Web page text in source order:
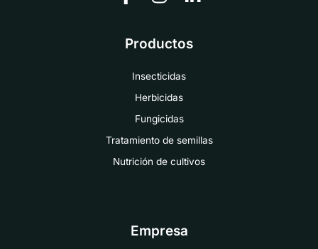
Productos
Insecticidas
Herbicidas
Fungicidas
Tratamiento de semillas
Nutrición de cultivos
Empresa